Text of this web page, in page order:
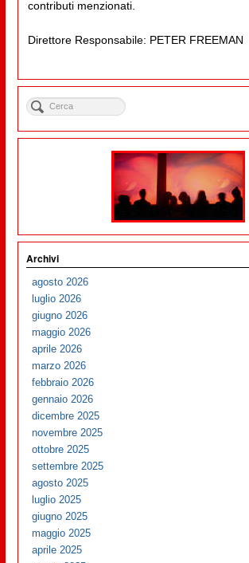
contributi menzionati.
Direttore Responsabile: PETER FREEMAN
Archivi
agosto 2026
luglio 2026
giugno 2026
maggio 2026
aprile 2026
marzo 2026
febbraio 2026
gennaio 2026
dicembre 2025
novembre 2025
ottobre 2025
settembre 2025
agosto 2025
luglio 2025
giugno 2025
maggio 2025
aprile 2025